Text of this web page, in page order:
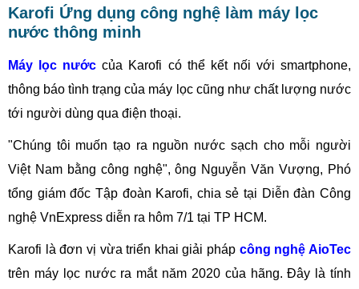
Karofi Ứng dụng công nghệ làm máy lọc
nước thông minh
Máy lọc nước của Karofi có thể kết nối với smartphone,
thông báo tình trạng của máy lọc cũng như chất lượng nước
tới người dùng qua điện thoại.
"Chúng tôi muốn tạo ra nguồn nước sạch cho mỗi người
Việt Nam bằng công nghệ", ông Nguyễn Văn Vượng, Phó
tổng giám đốc Tập đoàn Karofi, chia sẻ tại Diễn đàn Công
nghệ VnExpress diễn ra hôm 7/1 tại TP HCM.
Karofi là đơn vị vừa triển khai giải pháp công nghệ AioTec
trên máy lọc nước ra mắt năm 2020 của hãng. Đây là tính